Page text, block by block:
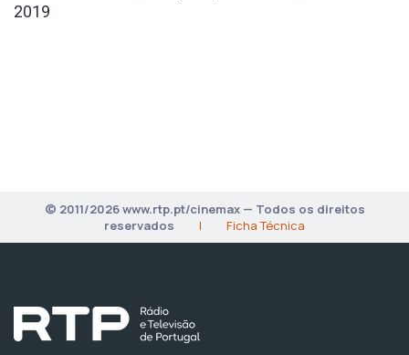
2019
© 2011/2026 www.rtp.pt/cinemax — Todos os direitos
reservados
| Ficha Técnica